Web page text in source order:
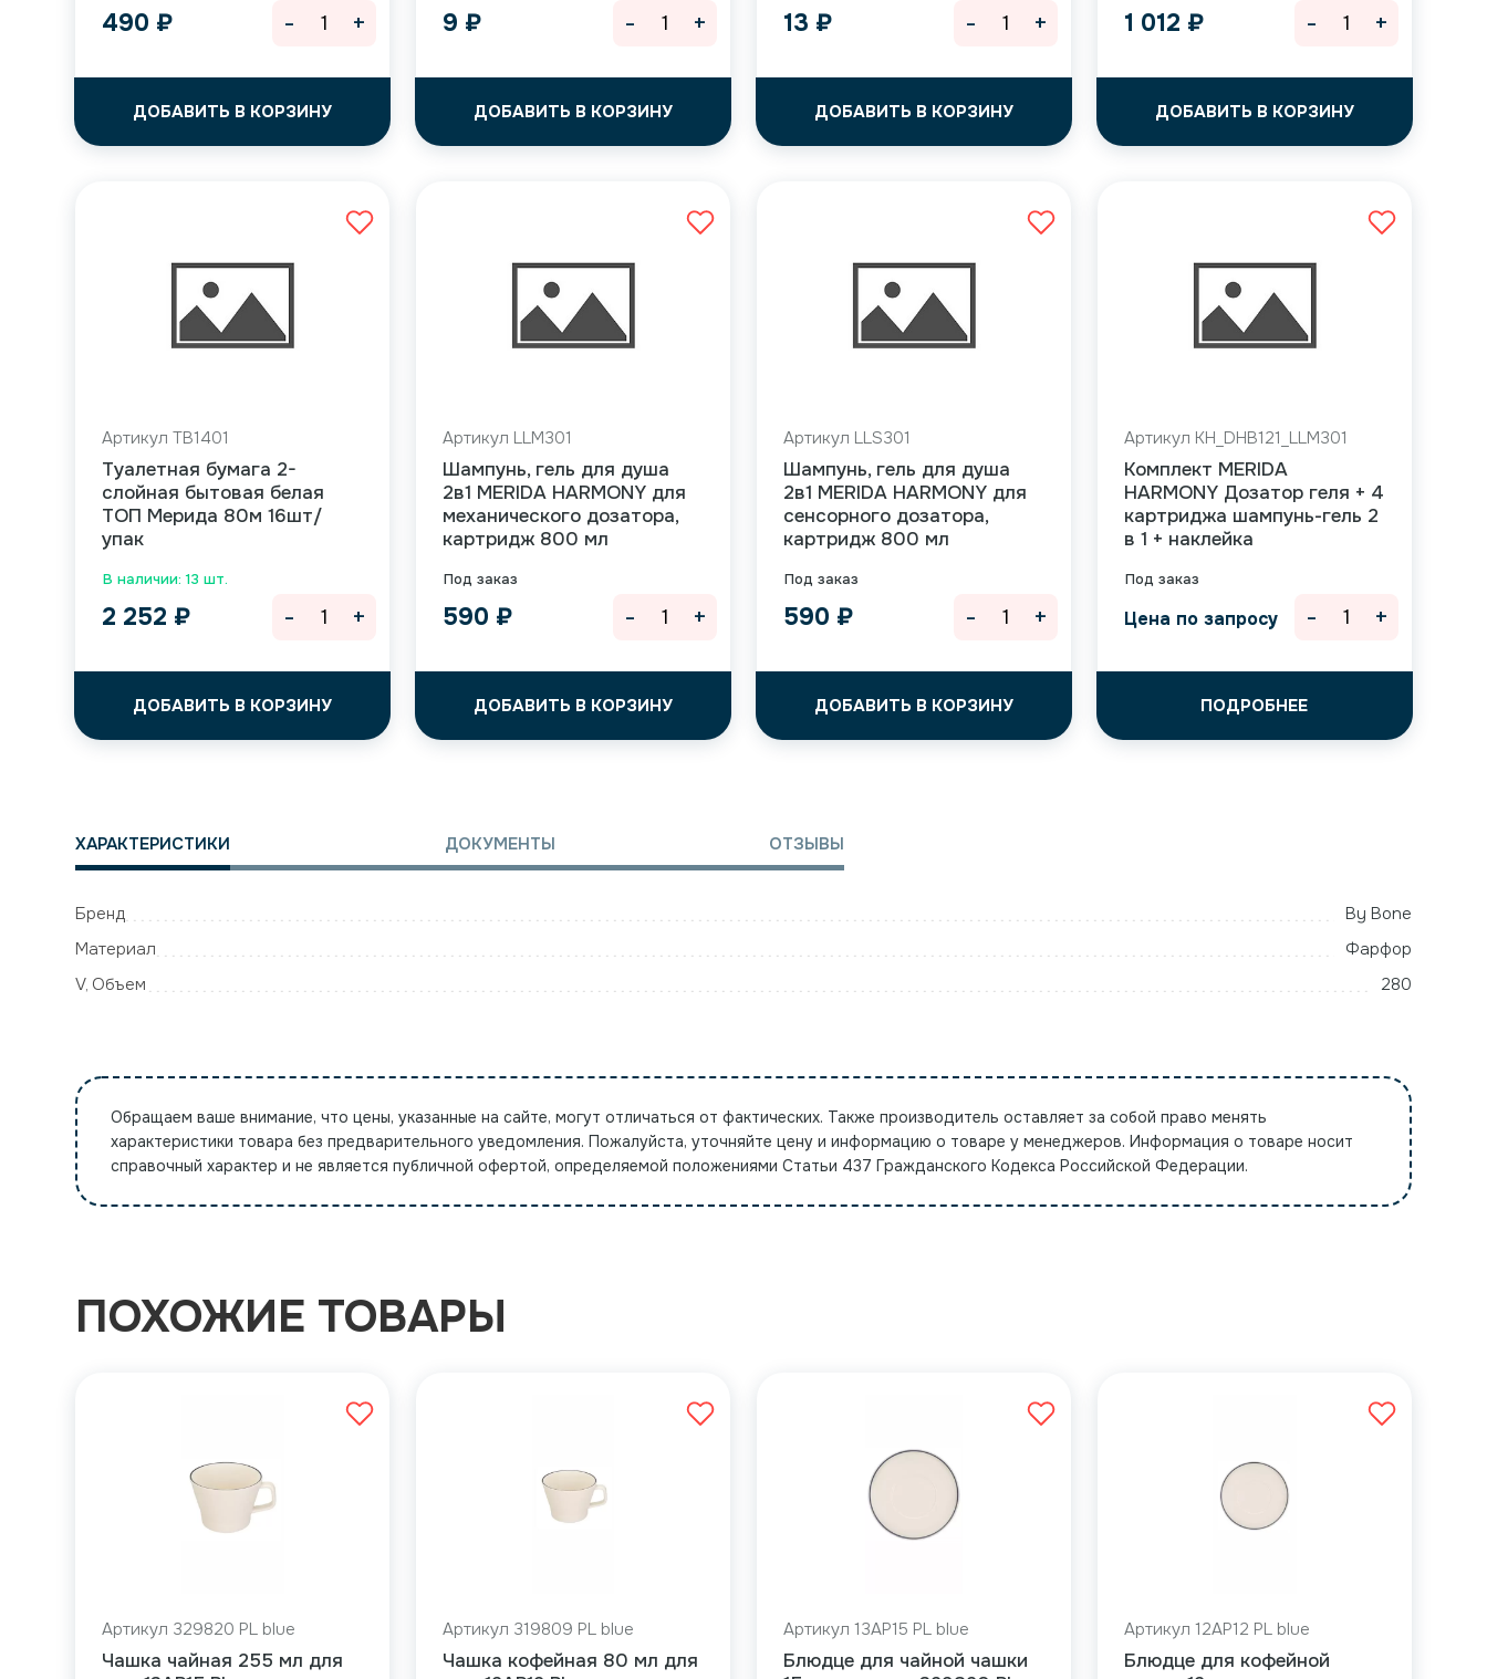
490 ₽
ДОБАВИТЬ В КОРЗИНУ
- + 9 ₽
ДОБАВИТЬ В КОРЗИНУ
- + 13 ₽
ДОБАВИТЬ В КОРЗИНУ
- + 1 012 ₽
ДОБАВИТЬ В КОРЗИНУ
- +
В наличии: 13 шт.
Артикул TB1401
Туалетная бумага 2-
слойная бытовая белая
ТОП Мерида 80м 16шт/
упак
2 252 ₽
ДОБАВИТЬ В КОРЗИНУ
- +
Под заказ
Артикул LLM301
Шампунь, гель для душа
2в1 MERIDA HARMONY для
механического дозатора,
картридж 800 мл
590 ₽
ДОБАВИТЬ В КОРЗИНУ
- +
Под заказ
Артикул LLS301
Шампунь, гель для душа
2в1 MERIDA HARMONY для
сенсорного дозатора,
картридж 800 мл
590 ₽
ДОБАВИТЬ В КОРЗИНУ
- +
Под заказ
Артикул KH_DHB121_LLM301
Комплект MERIDA
HARMONY Дозатор геля + 4
картриджа шампунь-гель 2
в 1 + наклейка
Цена по запросу
ПОДРОБНЕЕ
- +
ХАРАКТЕРИСТИКИ ДОКУМЕНТЫ ОТЗЫВЫ
Бренд
By Bone
Материал
Фарфор
V, Объем
280
Обращаем ваше внимание, что цены, указанные на сайте, могут отличаться от фактических. Также производитель оставляет за собой право менять
характеристики товара без предварительного уведомления. Пожалуйста, уточняйте цену и информацию о товаре у менеджеров. Информация о товаре носит
справочный характер и не является публичной офертой, определяемой положениями Статьи 437 Гражданского Кодекса Российской Федерации.
ПОХОЖИЕ ТОВАРЫ
Артикул 329820 PL blue
Чашка чайная 255 мл для
Артикул 319809 PL blue
Чашка кофейная 80 мл для
Артикул 13AP15 PL blue
Блюдце для чайной чашки
Артикул 12AP12 PL blue
Блюдце для кофейной